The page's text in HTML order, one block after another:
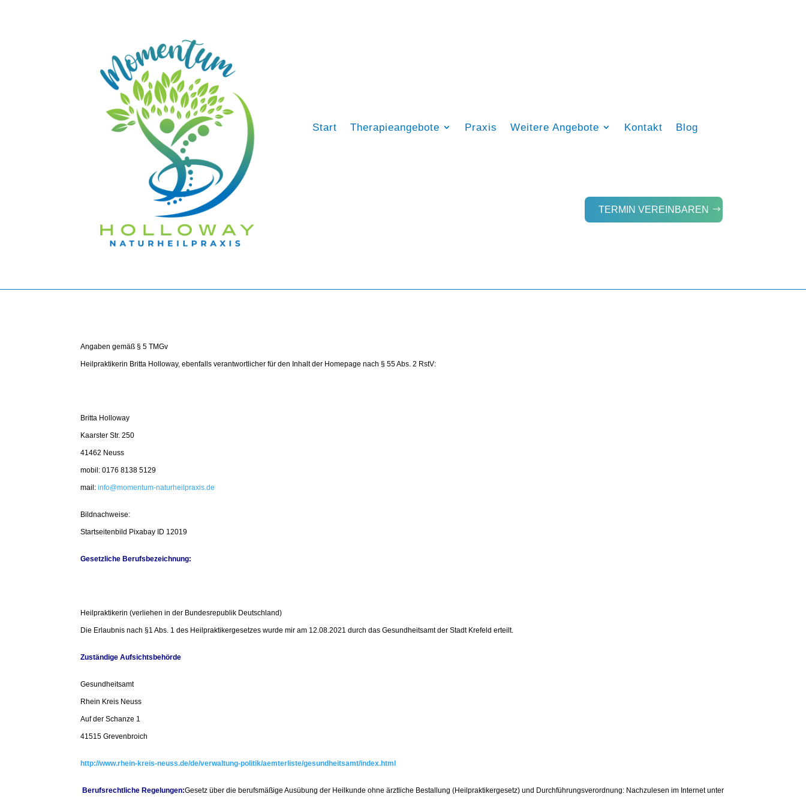
Start Therapieangebote Praxis Weitere Angebote Kontakt Blog
TERMIN VEREINBAREN
Angaben gemäß § 5 TMGv
Heilpraktikerin Britta Holloway, ebenfalls verantwortlicher für den Inhalt der Homepage nach § 55 Abs. 2 RstV:
Britta Holloway
Kaarster Str. 250
41462 Neuss
mobil: 0176 8138 5129
mail:info@momentum-naturheilpraxis.de
Bildnachweise:
Startseitenbild Pixabay ID 12019
Gesetzliche Berufsbezeichnung:
Heilpraktikerin (verliehen in der Bundesrepublik Deutschland)
Die Erlaubnis nach §1 Abs. 1 des Heilpraktikergesetzes wurde mir am 12.08.2021 durch das Gesundheitsamt der Stadt Krefeld erteilt.
Zuständige Aufsichtsbehörde
Gesundheitsamt
Rhein Kreis Neuss
Auf der Schanze 1
41515 Grevenbroich
http://www.rhein-kreis-neuss.de/de/verwaltung-politik/aemterliste/gesundheitsamt/index.html
Berufsrechtliche Regelungen:Gesetz über die berufsmäßige Ausübung der Heilkunde ohne ärztliche Bestallung (Heilpraktikergesetz) und Durchführungsverordnung: Nachzulesen im Internet unter